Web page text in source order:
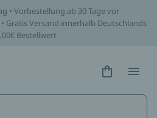
• Vorbestellung ab 30 Tage vor
Gratis Versand innerhalb Deutschlands
Bestellwert
Hidden